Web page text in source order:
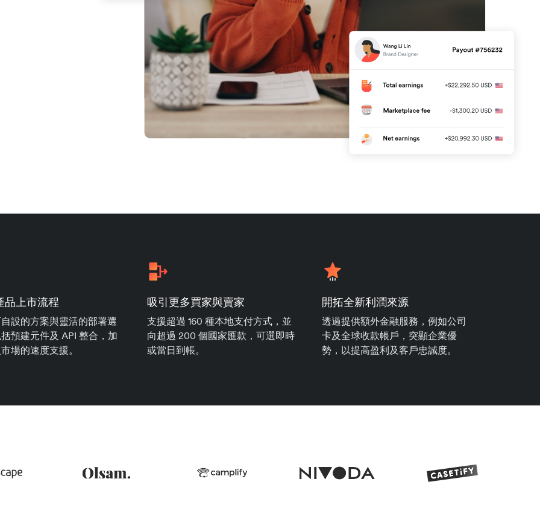
品上市流程
設的方案與靈活的部署選
預建元件及 API 整合，加
場的速度支援。
吸引更多買家與賣家
支援超過 160 種本地支付方式，並
向超過 200 個國家匯款，可選即時
或當日到帳。
開拓全新利潤來源
透過提供額外金融服務，例如公司
卡及全球收款帳戶，突顯企業優
勢，以提高盈利及客戶忠誠度。